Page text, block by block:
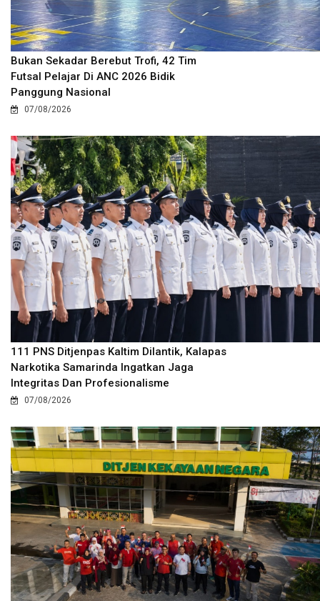
Bukan Sekadar Berebut Trofi, 42 Tim
Futsal Pelajar Di ANC 2026 Bidik
Panggung Nasional
07/08/2026
111 PNS Ditjenpas Kaltim Dilantik, Kalapas
Narkotika Samarinda Ingatkan Jaga
Integritas Dan Profesionalisme
07/08/2026